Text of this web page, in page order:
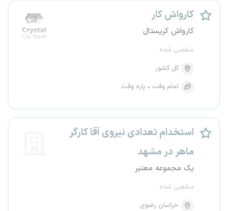
کارواش کار
کارواش کریستال
منقضی شده
کل کشور
تمام وقت
پاره وقت
استخدام تعدادی نیروی آقا کارگر
ماهر در مشهد
یک مجموعه معتبر
منقضی شده
خراسان رضوی